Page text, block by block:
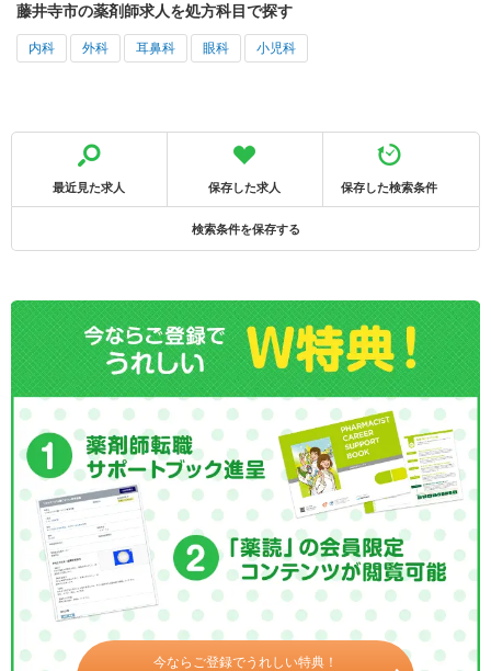
藤井寺市の薬剤師求人を処方科目で探す
内科 外科 耳鼻科 眼科 小児科
最近見た求人 保存した求人 保存した検索条件
検索条件を保存する
今ならご登録でうれしい特典！